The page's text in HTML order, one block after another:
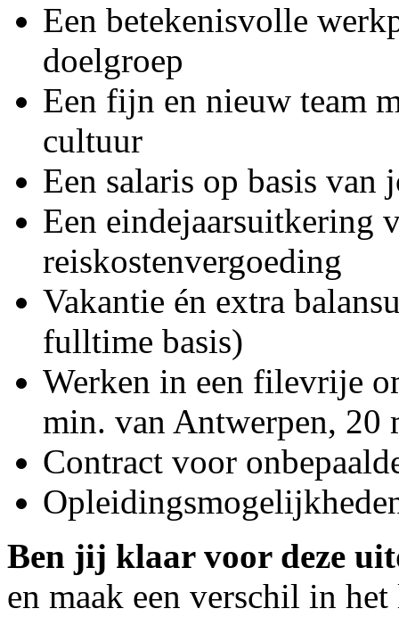
Een betekenisvolle
doelgroep
Een fijn en nieuw team
cultuur
Een salaris op basis
Een eindejaarsuitkering
reiskostenvergoeding
Vakantie én extra
fulltime basis)
Werken in een filevrije
min. van Antwerpen, 20
Contract voor
Ben jij klaar voor deze
en maak een verschil in